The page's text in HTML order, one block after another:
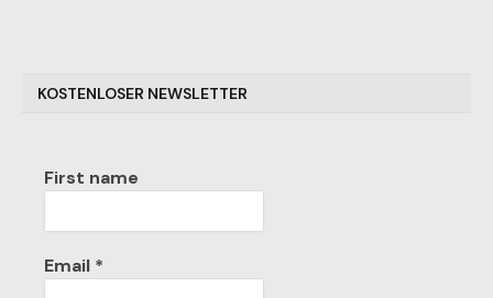
KOSTENLOSER NEWSLETTER
First name
Email *